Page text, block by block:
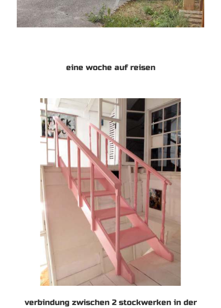
eine woche auf reisen
verbindung zwischen 2 stockwerken in der